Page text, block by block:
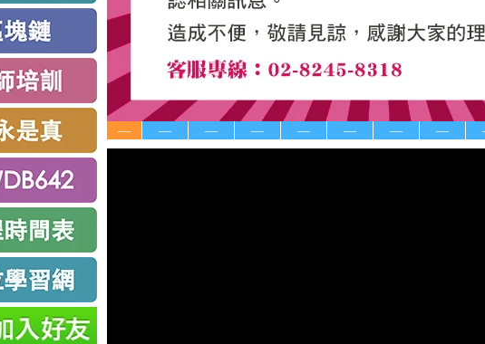
— — — — — — — —